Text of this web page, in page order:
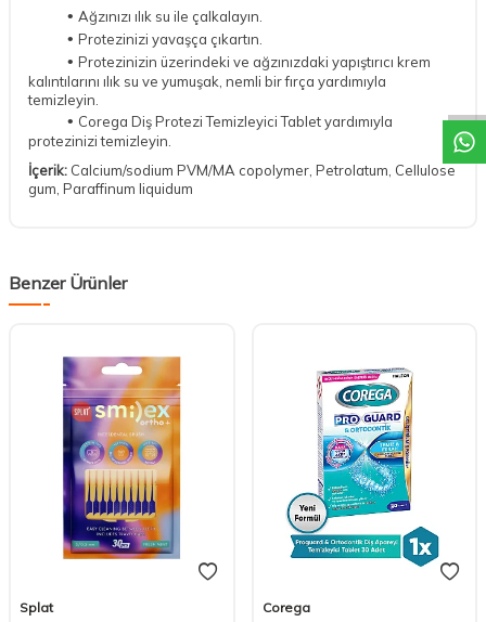
• Ağzınızı ılık su ile çalkalayın.
• Protezinizi yavaşça çıkartın.
• Protezinizin üzerindeki ve ağzınızdaki yapıştırıcı krem
kalıntılarını ılık su ve yumuşak, nemli bir fırça yardımıyla
temizleyin.
• Corega Diş Protezi Temizleyici Tablet yardımıyla
protezinizi temizleyin.
İçerik: Calcium/sodium PVM/MA copolymer, Petrolatum, Cellulose
gum, Paraffinum liquidum
Benzer Ürünler
Splat
Corega